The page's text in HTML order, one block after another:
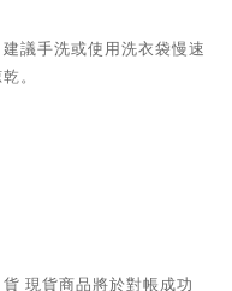
議手洗或使用洗衣袋慢速
。
現貨商品將於對帳成功